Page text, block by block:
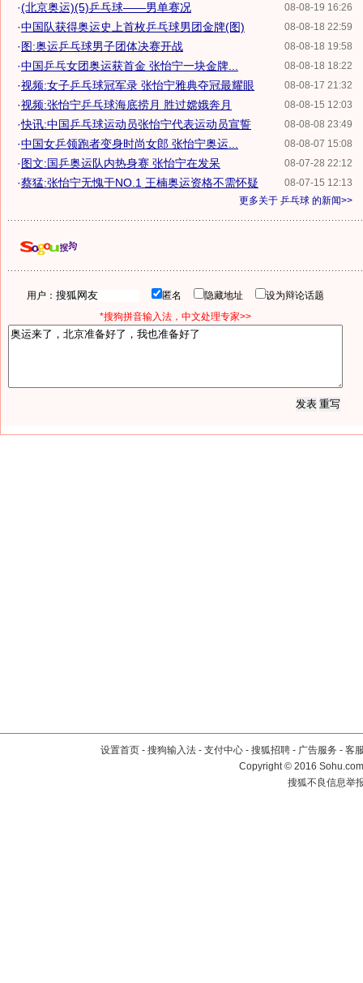
08-08-19 16:26
·(北京奥运)(5)乒乓球——男单赛况
08-08-18 22:59
·中国队获得奥运史上首枚乒乓球男团金牌(图)
08-08-18 19:58
·图:奥运乒乓球男子团体决赛开战
08-08-18 18:22
·中国乒乓女团奥运获首金 张怡宁一块金牌...
08-08-17 21:32
·视频:女子乒乓球冠军录 张怡宁雅典夺冠最耀眼
08-08-15 12:03
·视频:张怡宁乒乓球海底捞月 胜过嫦娥奔月
08-08-08 23:49
·快讯:中国乒乓球运动员张怡宁代表运动员宣誓
08-08-07 15:08
·中国女乒领跑者变身时尚女郎 张怡宁奥运...
08-07-28 22:12
·图文:国乒奥运队内热身赛 张怡宁在发呆
08-07-15 12:13
·蔡猛:张怡宁无愧于NO.1 王楠奥运资格不需怀疑
更多关于 乒乓球 的新闻>>
用户： 匿名 隐藏地址
设为辩论话题
*搜狗拼音输入法，中文处理专家>>
设置首页 - 搜狗输入法 - 支付中心 - 搜狐招聘 - 广告服务 - 客
Copyright©2016
搜狐不良信息举